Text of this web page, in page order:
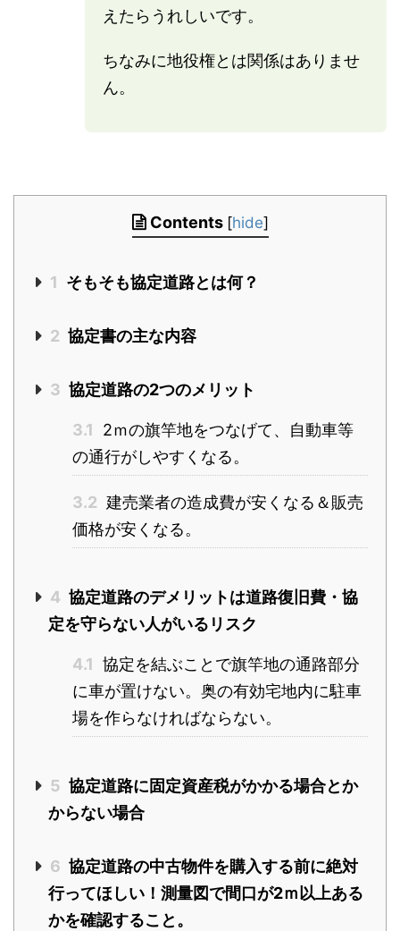
えたらうれしいです。
ちなみに地役権とは関係はありませ
ん。
Contents [hide]
1 そもそも協定道路とは何？
2 協定書の主な内容
3 協定道路の2つのメリット
3.1
2ｍの旗竿地をつなげて、自動車等
の通行がしやすくなる。
3.2 建売業者の造成費が安くなる＆販売
価格が安くなる。
4 協定道路のデメリットは道路復旧費・協
定を守らない人がいるリスク
4.1 協定を結ぶことで旗竿地の通路部分
に車が置けない。奥の有効宅地内に駐車
場を作らなければならない。
5 協定道路に固定資産税がかかる場合とか
からない場合
6 協定道路の中古物件を購入する前に絶対
行ってほしい！測量図で間口が2ｍ以上ある
かを確認すること。